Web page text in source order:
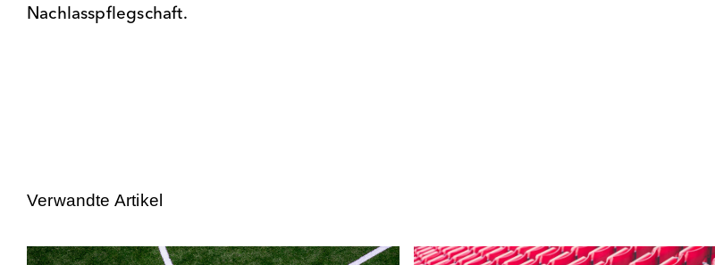
Nachlasspflegschaft.
Verwandte Artikel